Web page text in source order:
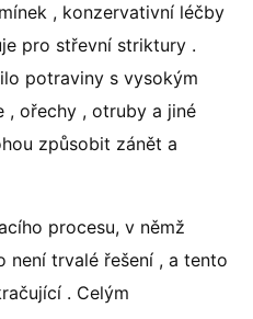
, konzervativní léčby
pro střevní striktury .
potraviny s vysokým
, ořechy , otruby a jiné
způsobit zánět a
procesu, v němž
není trvalé řešení , a tento
. Celým